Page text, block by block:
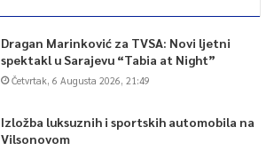
Dragan Marinković za TVSA: Novi ljetni
spektakl u Sarajevu “Tabia at Night”
Četvrtak, 6 Augusta 2026, 21:49
Izložba luksuznih i sportskih automobila na
Vilsonovom